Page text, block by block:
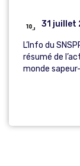
31 juillet
L’Info du
résumé de
monde